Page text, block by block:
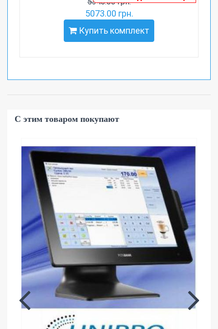
5073.00 грн.
Купить комплект
С этим товаром покупают